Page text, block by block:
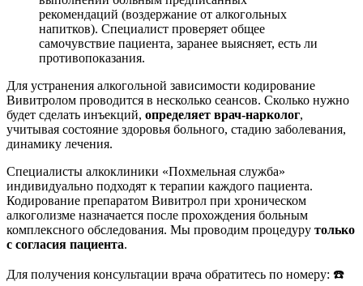
рекомендаций (воздержание от алкогольных
напитков). Специалист проверяет общее
самочувствие пациента, заранее выясняет, есть ли
противопоказания.
Для устранения алкогольной зависимости кодирование
Вивитролом проводится в несколько сеансов. Сколько нужно
будет сделать инъекций, определяет врач-нарколог,
учитывая состояние здоровья больного, стадию заболевания,
динамику лечения.
Специалисты алкоклиники «Похмельная служба»
индивидуально подходят к терапии каждого пациента.
Кодирование препаратом Вивитрол при хроническом
алкоголизме назначается после прохождения больным
комплексного обследования. Мы проводим процедуру только
с согласия пациента.
Для получения консультации врача обратитесь по номеру: ☎️